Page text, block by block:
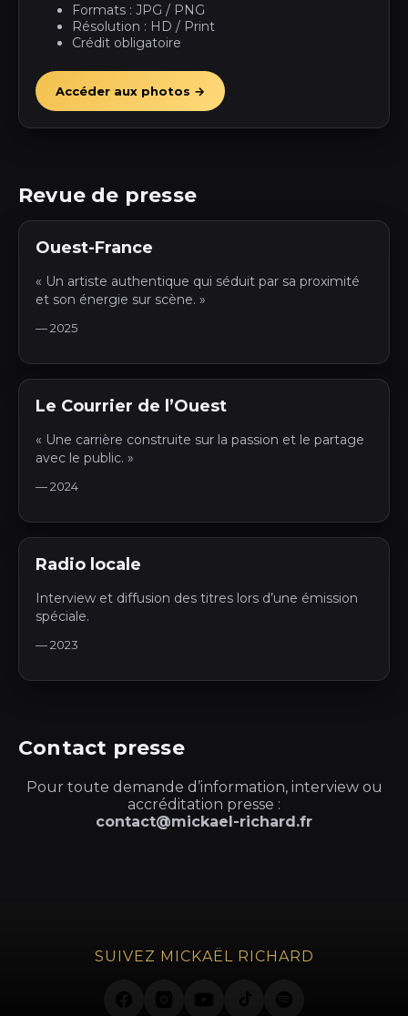
Formats : JPG / PNG
Résolution : HD / Print
Crédit obligatoire
Accéder aux photos →
Revue de presse
Ouest-France
« Un artiste authentique qui séduit par sa proximité
et son énergie sur scène. »
— 2025
Le Courrier de l’Ouest
« Une carrière construite sur la passion et le partage
avec le public. »
— 2024
Radio locale
Interview et diffusion des titres lors d’une émission
spéciale.
— 2023
Contact presse
Pour toute demande d’information, interview ou
accréditation presse :
contact@mickael-richard.fr
SUIVEZ MICKAËL RICHARD